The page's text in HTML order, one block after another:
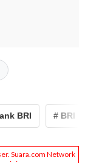
BRI # BRI